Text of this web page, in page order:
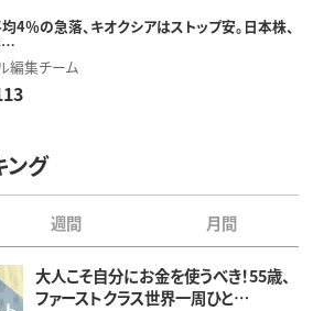
4％の急落、キオクシアはストップ安。日本株、
…
編集チーム
ング
週間 月間
大人こそ自分にお金を使うべき！55歳、
ファーストクラス世界一周ひと…